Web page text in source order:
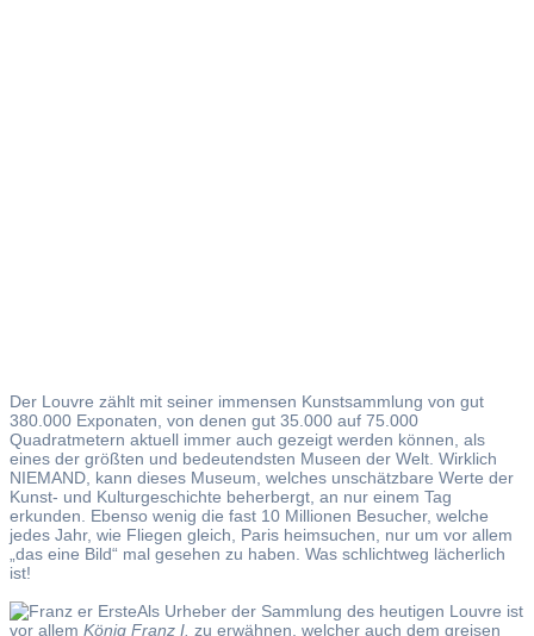
Der Louvre zählt mit seiner immensen Kunstsammlung von gut
380.000 Exponaten, von denen gut 35.000 auf 75.000
Quadratmetern aktuell immer auch gezeigt werden können, als
eines der größten und bedeutendsten Museen der Welt. Wirklich
NIEMAND, kann dieses Museum, welches unschätzbare Werte der
Kunst- und Kulturgeschichte beherbergt, an nur einem Tag
erkunden. Ebenso wenig die fast 10 Millionen Besucher, welche
jedes Jahr, wie Fliegen gleich, Paris heimsuchen, nur um vor allem
„das eine Bild“ mal gesehen zu haben. Was schlichtweg lächerlich
ist!
Als Urheber der Sammlung des heutigen Louvre ist
vor allem König Franz I. zu erwähnen, welcher auch dem greisen